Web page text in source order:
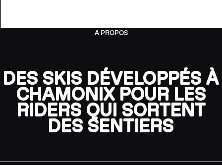
A PROPOS
DES SKIS DÉVELOPPÉS À
CHAMONIX POUR LES
RIDERS QUI SORTENT
DES SENTIERS